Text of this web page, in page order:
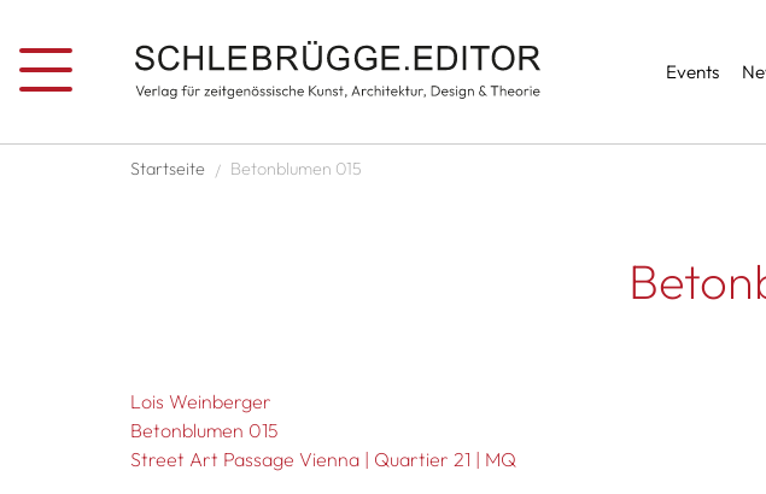
Events
Pfadnavigation
Startseite Betonblumen 015
Lois Weinberger
Betonblumen 015
Street Art Passage Vienna | Quartier 21 | MQ